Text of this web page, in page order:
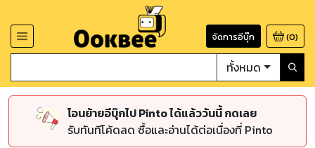
จัดการอีบุ๊ก (0)
ทั้งหมด
โอนย้ายอีบุ๊กไป Pinto ได้แล้ววันนี้ กดเลย
รับทันทีโค้ดลด ซื้อและอ่านได้ต่อเนื่องที่ Pinto